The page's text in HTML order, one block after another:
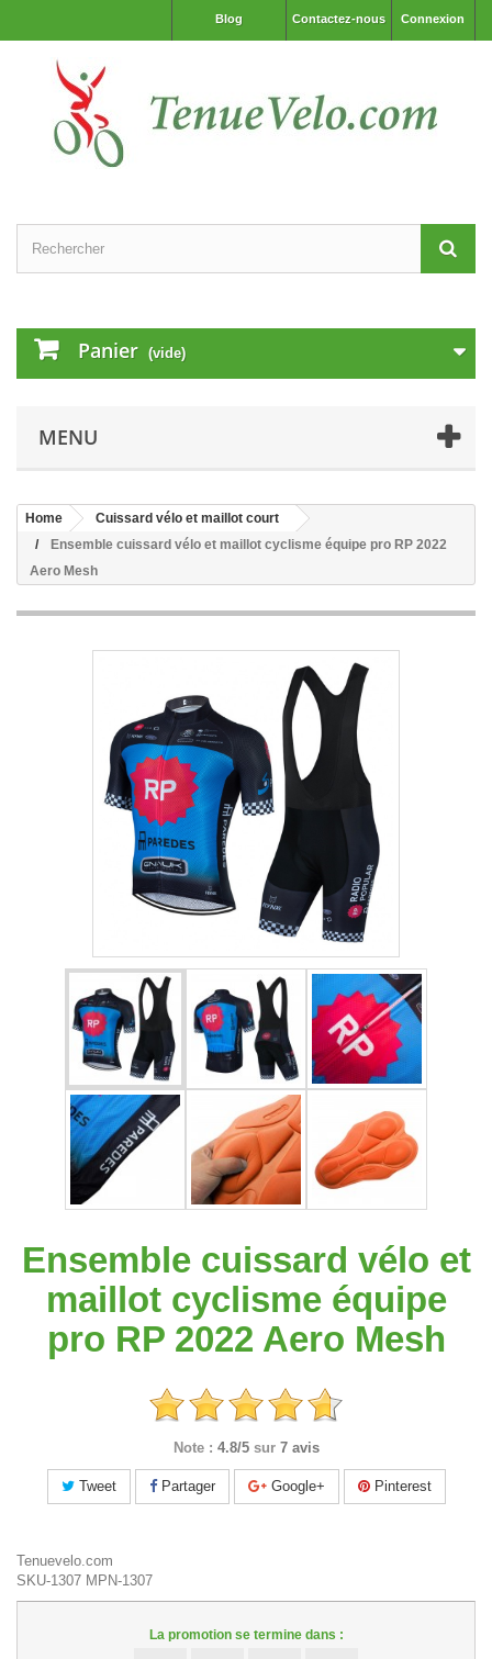
Connexion
Contactez-nous
Blog
Panier (vide)
MENU
Home
Cuissard vélo et maillot court
Ensemble cuissard vélo et maillot cyclisme équipe pro RP 2022
Aero Mesh
Ensemble cuissard vélo et
maillot cyclisme équipe
pro RP 2022 Aero Mesh
Note : 4.8/5 sur 7 avis
Tweet Partager Google+ Pinterest
Tenuevelo.com
SKU-1307 MPN-1307
La promotion se termine dans :